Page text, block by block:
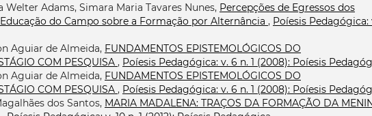
Welter Adams, Simara Maria Tavares Nunes, Percepções de Egressos dos
do Campo sobre a Formação por Alternância , Poíesis Pedagógica:
Aguiar de Almeida, FUNDAMENTOS EPISTEMOLÓGICOS DO
COM PESQUISA , Poíesis Pedagógica: v. 6 n. 1 (2008): Poíesis
Aguiar de Almeida, FUNDAMENTOS EPISTEMOLÓGICOS DO
COM PESQUISA , Poíesis Pedagógica: v. 6 n. 1 (2008): Poíesis
dos Santos, MARIA MADALENA: TRAÇOS DA FORMAÇÃO DA